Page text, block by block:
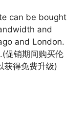
can be bought
and
and London.
销期间购买伦
获得免费升级)